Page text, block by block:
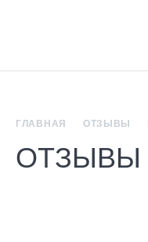
ГЛАВНАЯ ОТЗЫВЫ
ОТЗЫВЫ